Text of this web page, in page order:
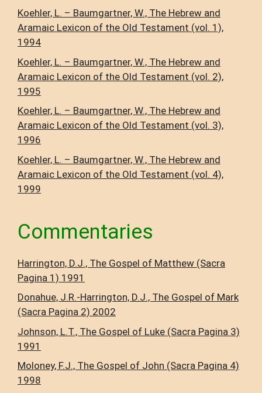
Koehler, L. – Baumgartner, W., The Hebrew and
Aramaic Lexicon of the Old Testament (vol. 1),
1994
Koehler, L. – Baumgartner, W., The Hebrew and
Aramaic Lexicon of the Old Testament (vol. 2),
1995
Koehler, L. – Baumgartner, W., The Hebrew and
Aramaic Lexicon of the Old Testament (vol. 3),
1996
Koehler, L. – Baumgartner, W., The Hebrew and
Aramaic Lexicon of the Old Testament (vol. 4),
1999
Commentaries
Harrington, D.J., The Gospel of Matthew (Sacra
Pagina 1) 1991
Donahue, J.R.-Harrington, D.J., The Gospel of Mark
(Sacra Pagina 2) 2002
Johnson, L.T., The Gospel of Luke (Sacra Pagina 3)
1991
Moloney, F.J., The Gospel of John (Sacra Pagina 4)
1998